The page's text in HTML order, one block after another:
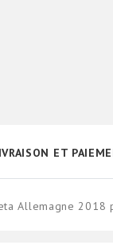
ET
Allemagne 2018